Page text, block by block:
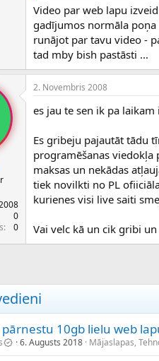
DigitalPoint forums :
Video par web lapu
gadījumos normāla poņa
runājot par tavu video -
tad mby bish pastāsti ...
0
0
2. Novembris 2008
es jau te sen ik pa
Es gribeju pajautāt tādu
programēšanas
maksas un nekādas
tiek novilkti no PL
kurienes visi live saiti
Vai velc kā un cik gribi
pārnestu 10gb lielu web
6. Augusts 2018 Mājaslapas,